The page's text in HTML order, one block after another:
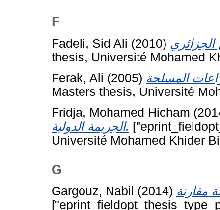
F
Fadeli, Sid Ali (2010)
thesis, Université Mohamed
Ferak, Ali (2005)
Masters thesis, Université
Fridja, Mohamed Hicham
الجريمة الدولية.
Université Mohamed Khider
G
Gargouz, Nabil (2014)